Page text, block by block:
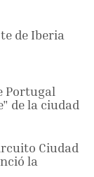
de Iberia
Portugal
de la ciudad
Ciudad
la